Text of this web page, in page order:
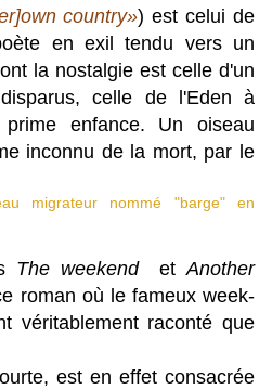
country») est celui de
en exil tendu vers un
la nostalgie est celle d'un
celle de l'Eden à
enfance. Un oiseau
inconnu de la mort, par le
migrateur nommé "barge" en
The weekendetAnother
roman où le fameux week-
véritablement raconté que
est en effet consacrée